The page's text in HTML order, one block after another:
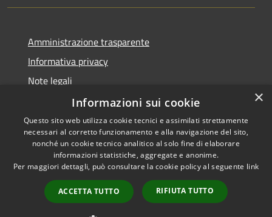
Amministrazione trasparente
Informativa privacy
Note legali
Dichiarazione di accessibilità
RSS
Accessibilità
Copyright © 2026 • Comune di
Municipium•
Accesso
redazione
×
Informazioni sui cookie
Questo sito web utilizza cookie tecnici e assimilati strettamente
necessari al corretto funzionamento e alla navigazione del sito,
nonché un cookie tecnico analitico al solo fine di elaborare
informazioni statistiche, aggregate e anonime.
Per maggiori dettagli, può consultare la cookie policy al seguente link
ACCETTA TUTTO RIFIUTA TUTTO